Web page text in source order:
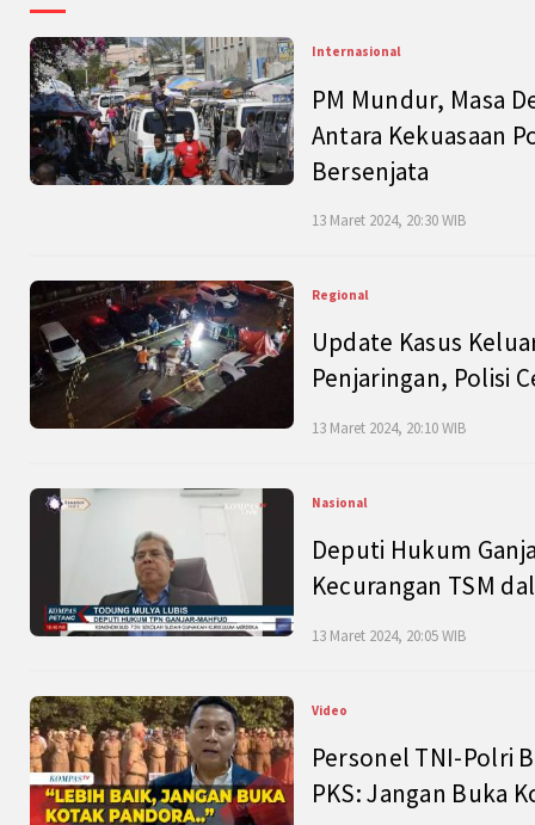
Internasional
PM Mundur, Masa
Antara Kekuasaan
Bersenjata
13 Maret 2024, 20:30 WIB
Regional
Update Kasus
Penjaringan, Polisi
13 Maret 2024, 20:10 WIB
Nasional
Deputi Hukum
Kecurangan TSM
13 Maret 2024, 20:05 WIB
Video
Personel TNI-Polri
PKS: Jangan Buka